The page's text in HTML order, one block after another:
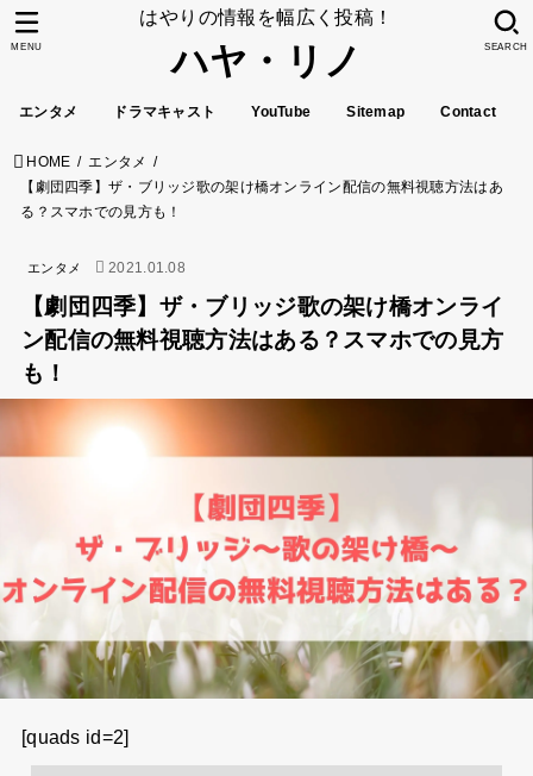
はやりの情報を幅広く投稿！
ハヤ・リノ
エンタメ ドラマキャスト YouTube Sitemap Contact
SEARCH
MENU
HOME
エンタメ
【劇団四季】ザ・ブリッジ歌の架け橋オンライン配信の無料視聴方法はあ
る？スマホでの見方も！
エンタメ 2021.01.08
【劇団四季】ザ・ブリッジ歌の架け橋オンライ
ン配信の無料視聴方法はある？スマホでの見方
も！
[quads id=2]